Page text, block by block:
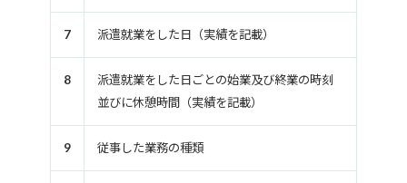
7 派遣就業をした日（実績を記載）
8
派遣就業をした日ごとの始業及び終業の時刻
並びに休憩時間（実績を記載）
9 従事した業務の種類